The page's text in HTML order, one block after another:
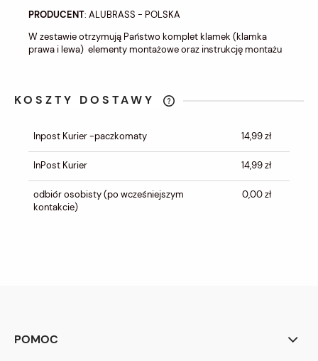
PRODUCENT: ALUBRASS - POLSKA
W zestawie otrzymują Państwo komplet klamek (klamka
prawa i lewa) elementy montażowe oraz instrukcję montażu
KOSZTY DOSTAWY
Inpost Kurier -paczkomaty 14,99 zł
InPost Kurier 14,99 zł
odbiór osobisty(po wcześniejszym
kontakcie)
0,00 zł
POMOC